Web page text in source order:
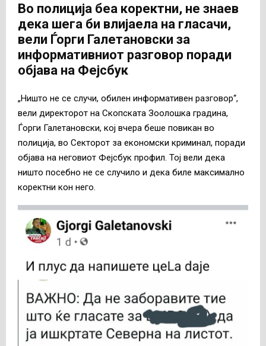
Во полиција беа коректни, не знаев
дека шега би влијаела на гласачи,
вели Ѓорги Галетановски за
информативниот разговор поради
објава на Фејсбук
„Ништо не се случи, обилен информативен разговор“,
вели директорот на Скопската Зоолошка градина,
Ѓорги Галетановски, кој вчера беше повикан во
полиција, во Секторот за економски криминал, поради
објава на неговиот Фејсбук профил. Тој вели дека
ништо посебно не се случило и дека биле максимално
коректни кон него.